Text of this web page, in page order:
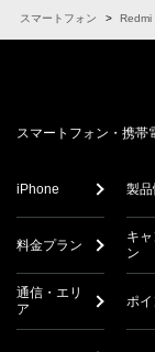
スマートフォン
スマートフォン・携帯
iPhone 製品
料金プラン
キ
ン
通信・エリ
ア
ポイ